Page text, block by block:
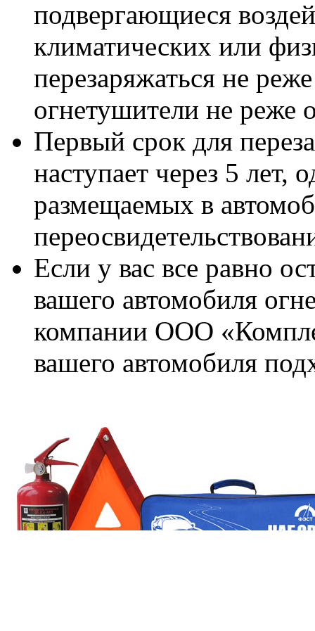
подвергающиеся
климатических или
перезаряжаться не
огнетушители не реже
Первый срок для
наступает через 5 лет,
размещаемых в
Если у вас все равно
вашего автомобиля
компании ООО
вашего автомобиля